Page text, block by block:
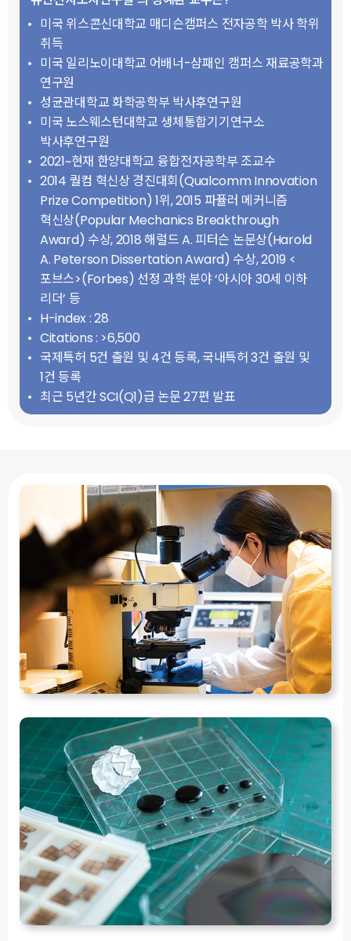
미국 위스콘신대학교 매디슨캠퍼스 전자공학 박사 학위
취득
미국 일리노이대학교 어배너-샴패인 캠퍼스 재료공학과
연구원
성균관대학교 화학공학부 박사후연구원
미국 노스웨스턴대학교 생체통합기기연구소
박사후연구원
2021~현재 한양대학교 융합전자공학부 조교수
2014 퀄컴 혁신상 경진대회(Qualcomm Innovation
Prize Competition) 1위, 2015 파퓰러 메커니즘
혁신상(Popular Mechanics Breakthrough
Award) 수상, 2018 해럴드 A. 피터슨 논문상(Harold
A. Peterson Dissertation Award) 수상, 2019 <
포브스>(Forbes) 선정 과학 분야 ‘아시아 30세 이하
리더’ 등
H-index : 28
Citations : >6,500
국제특허 5건 출원 및 4건 등록, 국내특허 3건 출원 및
1건 등록
최근 5년간 SCI(Q1)급 논문 27편 발표